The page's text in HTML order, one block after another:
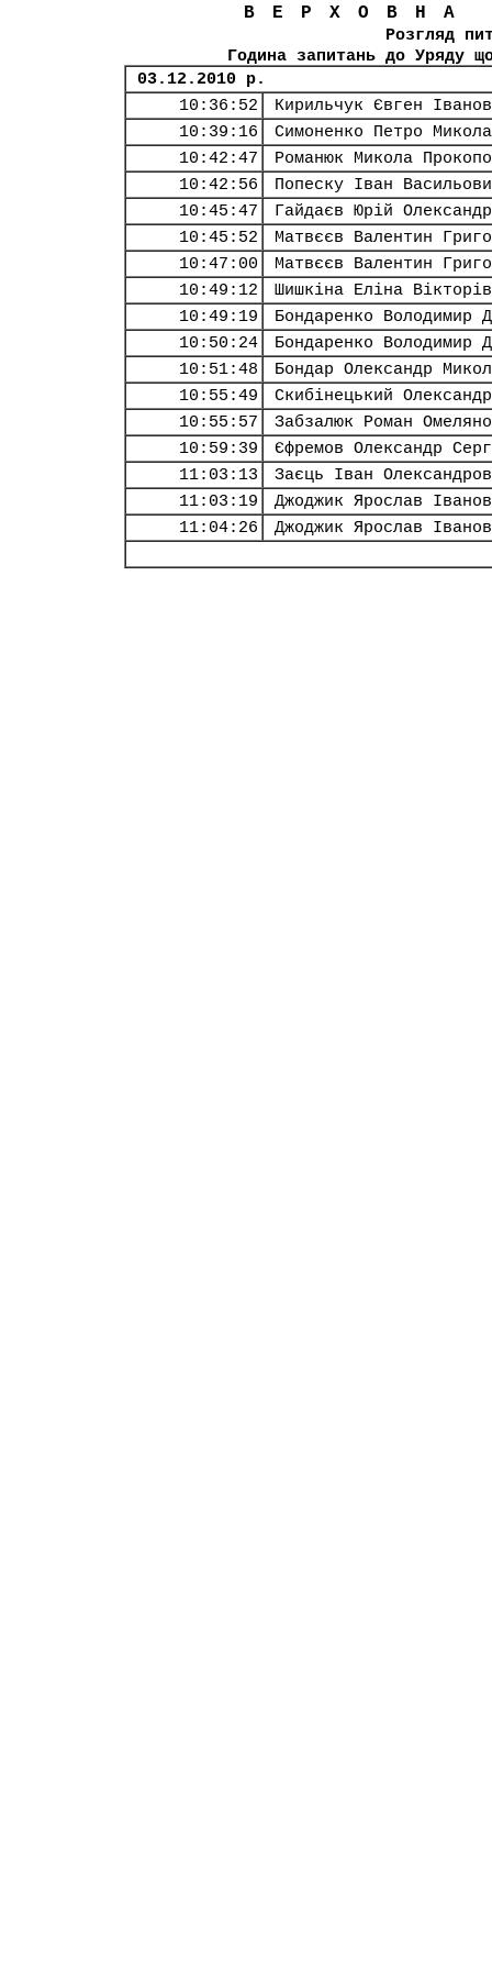
Розгляд
Година запитань до Уряду
03.12.2010 р.
10:36:52
Кирильчук Євген
10:39:16
Симоненко Петро
10:42:47
Романюк Микола
10:42:56
Попеску Іван
10:45:47
Гайдаєв Юрій
10:45:52
Матвєєв Валентин
10:47:00
Матвєєв Валентин
10:49:12
Шишкіна Еліна
10:49:19
Бондаренко Володимир
10:50:24
Бондаренко Володимир
10:51:48
Бондар Олександр
10:55:49
Скибінецький
10:55:57
Забзалюк Роман
10:59:39
Єфремов Олександр
11:03:13
Заєць Іван
11:03:19
Джоджик Ярослав
11:04:26
Джоджик Ярослав